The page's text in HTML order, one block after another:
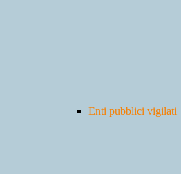
Enti pubblici vigilati